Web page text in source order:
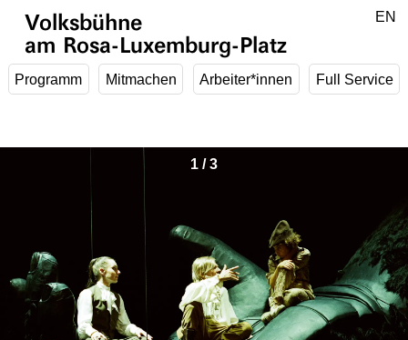
Volksbühne
am Rosa-Luxemburg-Platz
Programm Mitmachen Arbeiter*innen Full Service
DE
EN
1 /3